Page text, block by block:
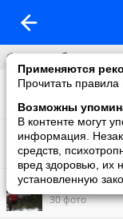
Применяются
Прочитать
Возможны
В контенте могут
информация.
средств,
вред здоровью, их
установленную
Фотоальбомы
Фото со мной
1 фото
Болгария -
30 фото